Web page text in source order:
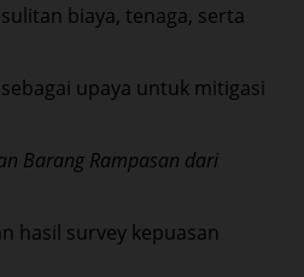
biaya, tenaga, serta
upaya untuk mitigasi
Barang Rampasan dari
hasil survey kepuasan